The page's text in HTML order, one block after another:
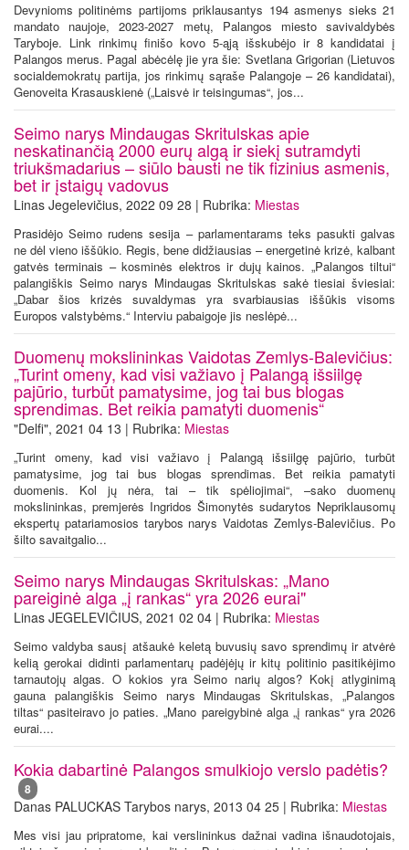
Devynioms politinėms partijoms priklausantys 194 asmenys sieks 21
mandato naujoje, 2023-2027 metų, Palangos miesto savivaldybės
Taryboje. Link rinkimų finišo kovo 5-ąją išskubėjo ir 8 kandidatai į
Palangos merus. Pagal abėcėlę jie yra šie: Svetlana Grigorian (Lietuvos
socialdemokratų partija, jos rinkimų sąraše Palangoje – 26 kandidatai),
Genoveita Krasauskienė („Laisvė ir teisingumas“, jos...
Seimo narys Mindaugas Skritulskas apie
neskatinančią 2000 eurų algą ir siekį sutramdyti
triukšmadarius – siūlo bausti ne tik fizinius asmenis,
bet ir įstaigų vadovus
Linas Jegelevičius, 2022 09 28 | Rubrika: Miestas
Prasidėjo Seimo rudens sesija – parlamentarams teks pasukti galvas
ne dėl vieno iššūkio. Regis, bene didžiausias – energetinė krizė, kalbant
gatvės terminais – kosminės elektros ir dujų kainos. „Palangos tiltui“
palangiškis Seimo narys Mindaugas Skritulskas sakė tiesiai šviesiai:
„Dabar šios krizės suvaldymas yra svarbiausias iššūkis visoms
Europos valstybėms.“ Interviu pabaigoje jis neslėpė...
Duomenų mokslininkas Vaidotas Zemlys-Balevičius:
„Turint omeny, kad visi važiavo į Palangą išsiilgę
pajūrio, turbūt pamatysime, jog tai bus blogas
sprendimas. Bet reikia pamatyti duomenis“
"Delfi", 2021 04 13 | Rubrika: Miestas
„Turint omeny, kad visi važiavo į Palangą išsiilgę pajūrio, turbūt
pamatysime, jog tai bus blogas sprendimas. Bet reikia pamatyti
duomenis. Kol jų nėra, tai – tik spėliojimai“, –sako duomenų
mokslininkas, premjerės Ingridos Šimonytės sudarytos Nepriklausomų
ekspertų patariamosios tarybos narys Vaidotas Zemlys-Balevičius. Po
šilto savaitgalio...
Seimo narys Mindaugas Skritulskas: „Mano
pareiginė alga „į rankas“ yra 2026 eurai"
Linas JEGELEVIČIUS, 2021 02 04 | Rubrika: Miestas
Seimo valdyba sausį atšaukė keletą buvusių savo sprendimų ir atvėrė
kelią gerokai didinti parlamentarų padėjėjų ir kitų politinio pasitikėjimo
tarnautojų algas. O kokios yra Seimo narių algos? Kokį atlyginimą
gauna palangiškis Seimo narys Mindaugas Skritulskas, „Palangos
tiltas“ pasiteiravo jo paties. „Mano pareigybinė alga „į rankas“ yra 2026
eurai....
Kokia dabartinė Palangos smulkiojo verslo padėtis?
8
Danas PALUCKAS Tarybos narys, 2013 04 25 | Rubrika: Miestas
Mes visi jau pripratome, kai verslininkus dažnai vadina išnaudotojais,